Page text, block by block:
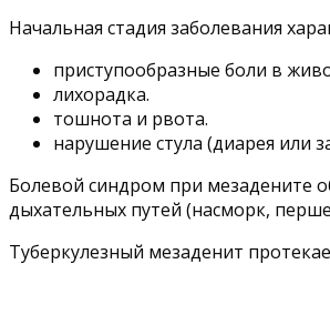
Начальная стадия заболевания
приступообразные боли в
лихорадка.
тошнота и рвота.
нарушение стула (диарея или
Болевой синдром при мезадените
дыхательных путей (насморк,
Туберкулезный мезаденит